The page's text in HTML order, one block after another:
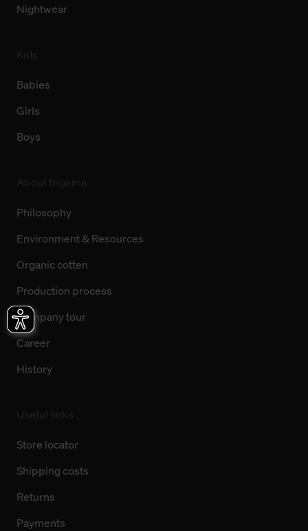
Nightwear
Babies
Girls
Boys
Philosophy
Environment & Resources
Organic cotten
Production process
Company tour
Career
History
Store locator
Shipping costs
Returns
Payments